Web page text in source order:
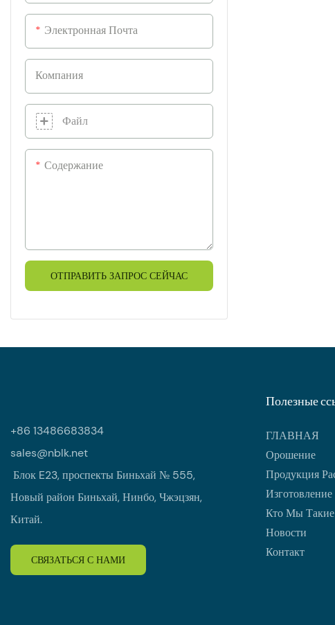
Электронная Почта
Компания
Файл
Содержание
ОТПРАВИТЬ ЗАПРОС СЕЙЧАС
+86 13486683834
sales@nblk.net
Блок E23, проспекты Биньхай № 555,
Новый район Биньхай, Нинбо, Чжэцзян,
Китай.
СВЯЗАТЬСЯ С НАМИ
Полезные
ГЛАВНАЯ
Орошение
Продукция
Кто Мы Такие
Новости
Контакт